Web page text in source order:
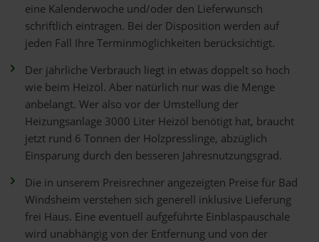
eine Kalenderwoche und/oder den Lieferwunsch
schriftlich eintragen. Bei der Disposition werden auf
jeden Fall Ihre Terminmöglichkeiten berücksichtigt.
Der jährliche Verbrauch liegt in etwas doppelt so hoch
wie beim Heizöl. Aber natürlich nur was die Menge
anbelangt. Wer also vor der Umstellung der
Heizungsanlage 3000 Liter Heizöl benötigt hat, braucht
jetzt rund 6 Tonnen der Holzpresslinge, abzüglich
Einsparung durch den besseren Jahresnutzungsgrad.
Die in unserem Preisrechner angezeigten Preise für Bad
Windsheim verstehen sich generell inklusive Lieferung
frei Haus. Eine eventuell aufgeführte Einblaspauschale
wird unabhängig von der Entfernung und von der